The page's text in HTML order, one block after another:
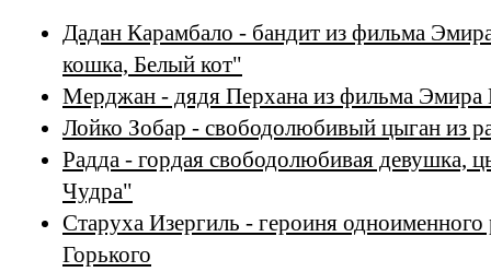
Дадан Карамбало - бандит из фильма
кошка, Белый кот"
Мерджан - дядя Перхана из фильма
Лойко Зобар - свободолюбивый цыган из
Радда - гордая свободолюбивая девушка,
Чудра"
Старуха Изергиль - героиня одноименного
Горького